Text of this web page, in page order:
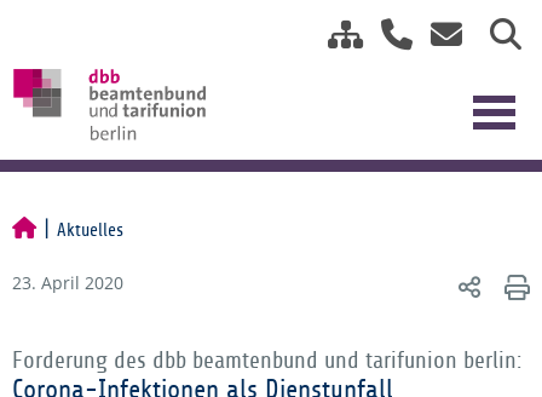
Aktuelles
23. April 2020
Forderung des dbb beamtenbund und tarifunion berlin:
Corona-Infektionen als Dienstunfall